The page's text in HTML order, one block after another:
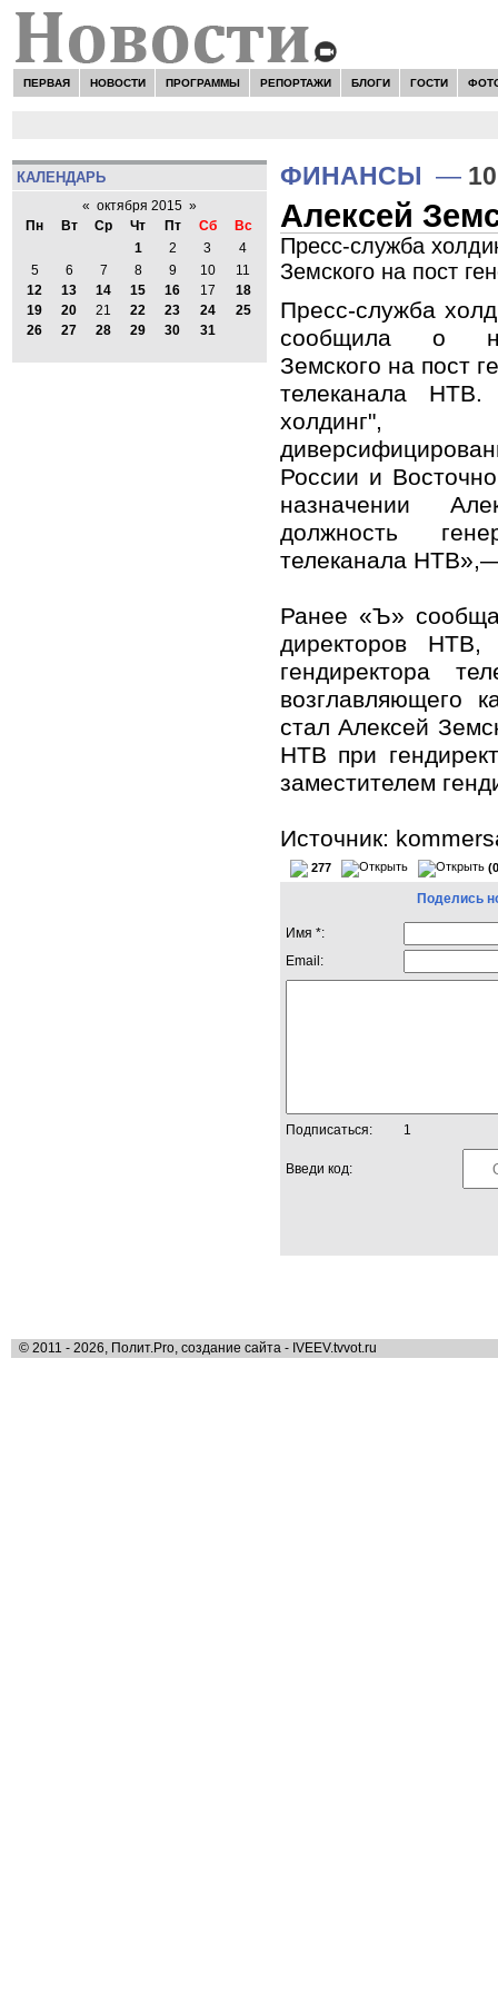
ПЕРВАЯ НОВОСТИ ПРОГРАММЫ РЕПОРТАЖИ БЛОГИ ГОСТИ
КАЛЕНДАРЬ
« октября 2015 »
Пн
Вт Ср Чт Пт Сб
Вс
1
2 3
4
5
6 7 8 9 10
11
12
13 14 15 16 17
18
19
20 21 22 23 24
25
26
27 28 29 30 31
ФИНАНСЫ —
Алексей
Пресс-служба
Земского на пост
Пресс-служба
сообщила о
Земского на пост
телеканала
России и
назначении
должность
телеканала
Ранее «Ъ»
директоров
гендиректора
возглавляющего
стал Алексей
НТВ при
заместителем
Источник:
277
Поделись
Имя *:
Email:
Подписаться: 1
Введи код:
© 2011 - 2026, Полит.Pro, создание сайта - IVEEV.tvvot.ru